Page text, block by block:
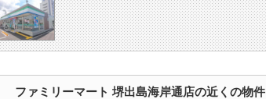
ファミリーマート 堺出島海岸通店の近くの物件